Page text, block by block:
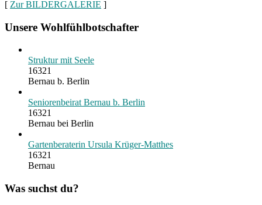
[ Zur BILDERGALERIE ]
Unsere Wohlfühlbotschafter
Struktur mit Seele
16321
Bernau b. Berlin
Seniorenbeirat Bernau b. Berlin
16321
Bernau bei Berlin
Gartenberaterin Ursula Krüger-Matthes
16321
Bernau
Was suchst du?